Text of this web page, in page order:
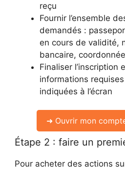
reçu
Fournir l’ensemble
demandés :
en cours de validité,
bancaire,
Finaliser l’inscription
informations
indiquées à l’écran
➜ Ouvrir mon
Étape 2 : faire un
Pour acheter des actions